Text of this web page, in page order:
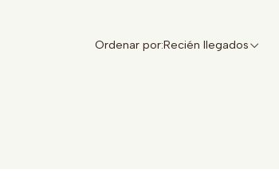
Ordenar por:Recién llegados